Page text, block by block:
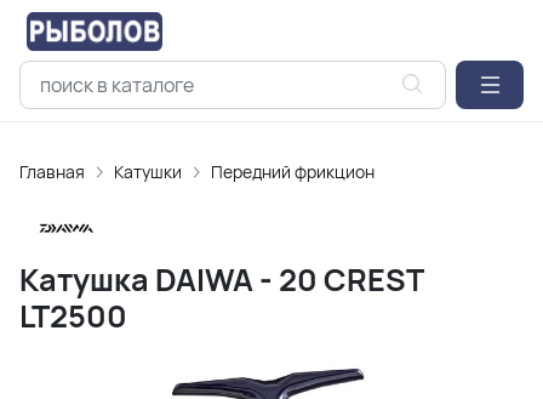
Главная Катушки Передний фрикцион
Катушка DAIWA - 20 CREST
LT2500